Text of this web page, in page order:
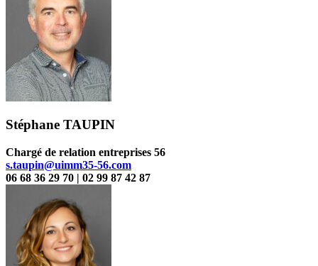
Stéphane TAUPIN
Chargé de relation entreprises 56
s.taupin@uimm35-56.com
06 68 36 29 70 | 02 99 87 42 87